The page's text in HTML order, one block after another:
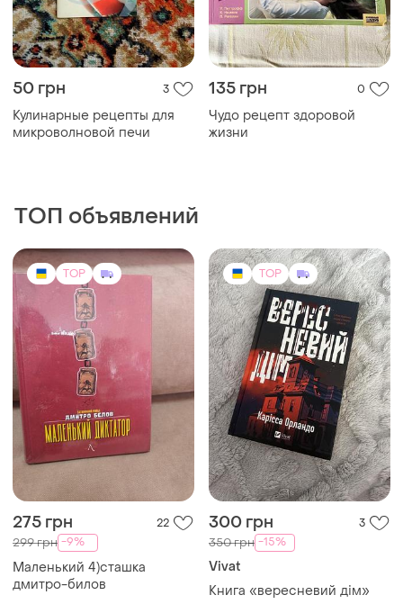
275 грн
299 грн -9%
Маленький 4)сташка
дмитро-билов
300 грн
350 грн -15%
Vivat
Книга «вересневий дім»
TOP
200 грн
Англо-український словник
у малюнках picture
dictionary elementary
550 грн 2
Craft
Оракул любви
TOP